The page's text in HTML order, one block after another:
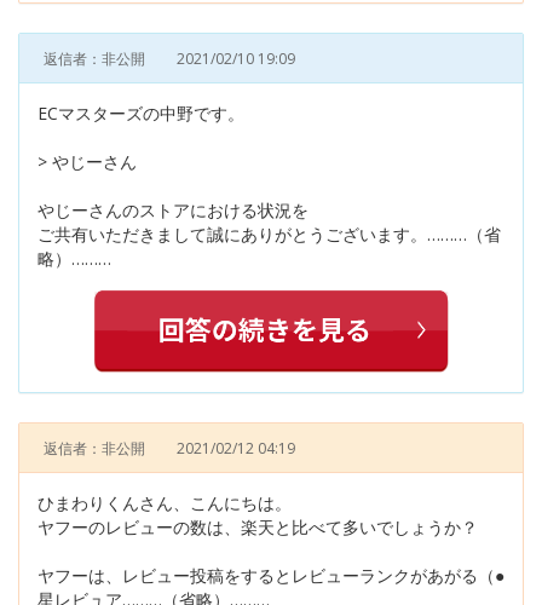
返信者：非公開 2021/02/10 19:09
ECマスターズの中野です。
> やじーさん
やじーさんのストアにおける状況を
ご共有いただきまして誠にありがとうございます。………（省
略）………
返信者：非公開 2021/02/12 04:19
ひまわりくんさん、こんにちは。
ヤフーのレビューの数は、楽天と比べて多いでしょうか？
ヤフーは、レビュー投稿をするとレビューランクがあがる（●
星レビュア………（省略）………